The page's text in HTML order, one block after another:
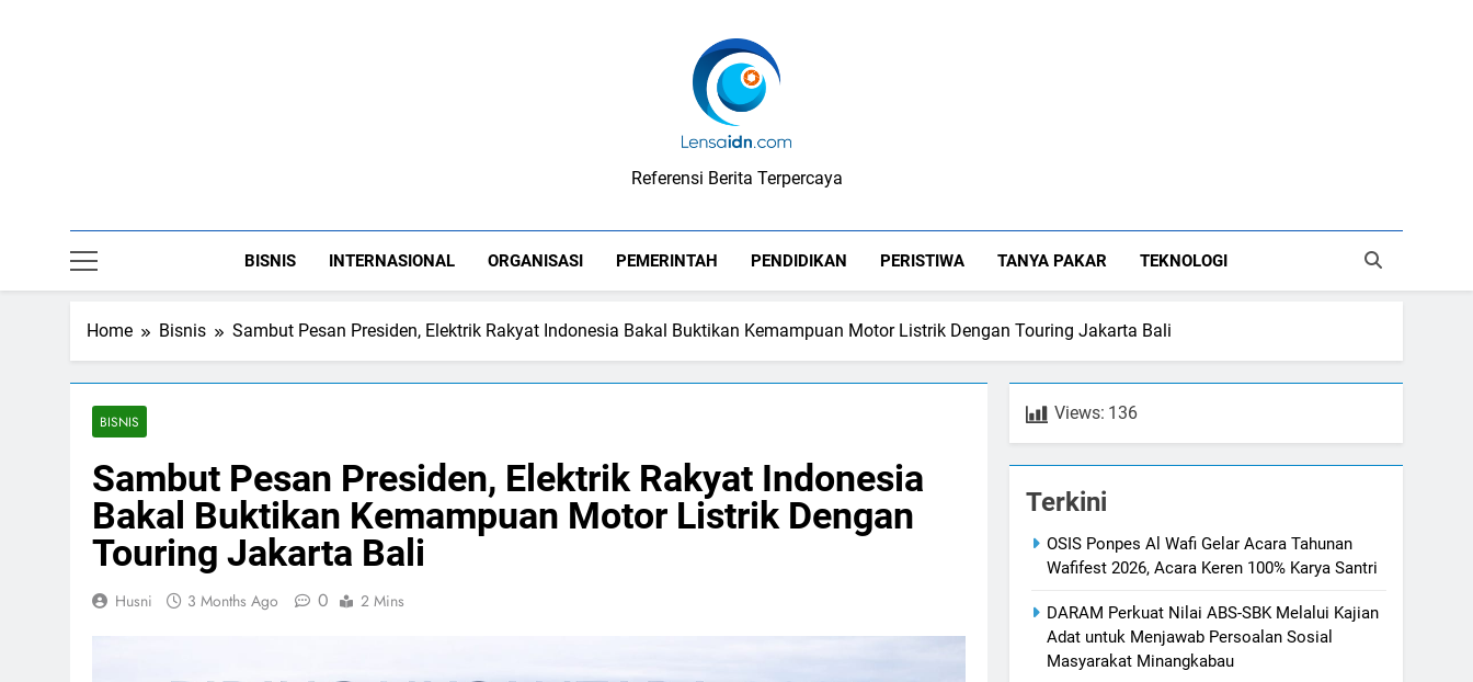
LensaIDN
Referensi Berita Terpercaya
BISNIS INTERNASIONAL ORGANISASI PEMERINTAH PENDIDIKAN PERISTIWA TANYA PAKAR TEKNOLOGI
Home Bisnis Sambut Pesan Presiden, Elektrik Rakyat Indonesia Bakal Buktikan Kemampuan Motor Listrik Dengan Touring Jakarta Bali
BISNIS
Sambut Pesan Presiden, Elektrik Rakyat Indonesia
Bakal Buktikan Kemampuan Motor Listrik Dengan
Touring Jakarta Bali
Husni 3 Months Ago 0 2 Mins
Views: 136
Terkini
OSIS Ponpes Al Wafi Gelar Acara Tahunan
Wafifest 2026, Acara Keren 100% Karya Santri
DARAM Perkuat Nilai ABS-SBK Melalui Kajian
Adat untuk Menjawab Persoalan Sosial
Masyarakat Minangkabau